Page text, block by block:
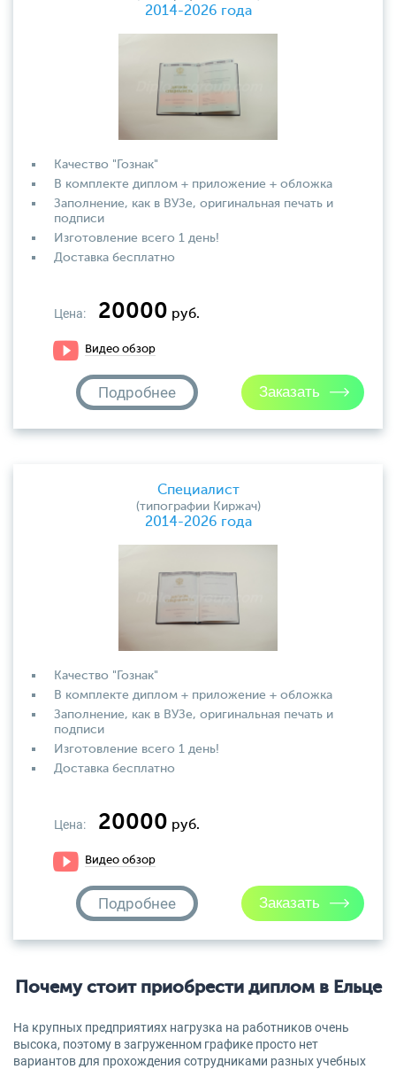
2014-2026 года
Качество "Гознак"
В комплекте диплом + приложение + обложка
Заполнение, как в ВУЗе, оригинальная печать и
подписи
Изготовление всего 1 день!
Доставка бесплатно
Цена: 20000 руб.
Видео обзор
Подробнее
Специалист
(типографии Киржач)
2014-2026 года
Качество "Гознак"
В комплекте диплом + приложение + обложка
Заполнение, как в ВУЗе, оригинальная печать и
подписи
Изготовление всего 1 день!
Доставка бесплатно
Цена: 20000 руб.
Видео обзор
Подробнее
Почему стоит приобрести диплом в Ельце
На крупных предприятиях нагрузка на работников очень
высока, поэтому в загруженном графике просто нет
вариантов для прохождения сотрудниками разных учебных